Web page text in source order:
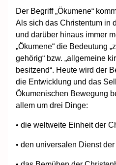
Der Begriff „Ökumene“
Als sich das Christentum in
und darüber hinaus immer
„Ökumene“ die Bedeutung
gehörig“ bzw. „allgemeine
besitzend“. Heute wird der
die Entwicklung und das
Ökumenischen Bewegung
allem um drei Dinge:
• die weltweite Einheit der
• den universalen Dienst